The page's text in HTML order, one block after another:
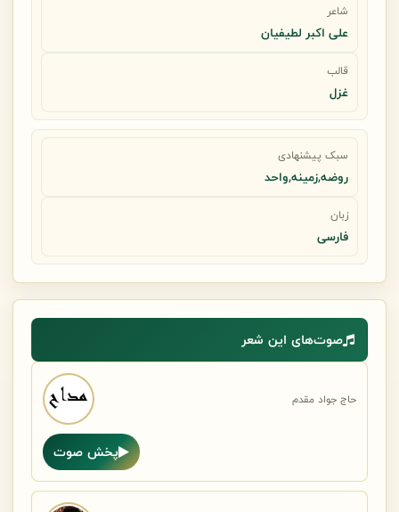
شاعر
علی اکبر لطیفیان
قالب
غزل
سبک پیشنهادی
روضه,زمینه,واحد
زبان
فارسی
صوت‌های این شعر
حاج جواد مقدم
پخش صوت